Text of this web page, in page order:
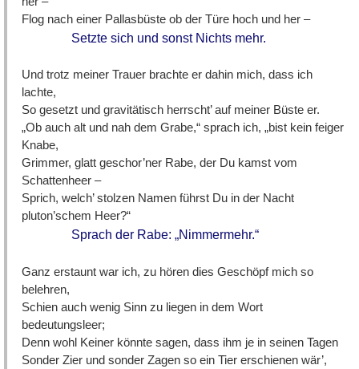
Flog nach einer Pallasbüste ob der Türe hoch und her –
Setzte sich und sonst Nichts mehr.
Und trotz meiner Trauer brachte er dahin mich, dass ich
lachte,
So gesetzt und gravitätisch herrscht’ auf meiner Büste er.
„Ob auch alt und nah dem Grabe,“ sprach ich, „bist kein feiger
Knabe,
Grimmer, glatt geschor’ner Rabe, der Du kamst vom
Schattenheer –
Sprich, welch’ stolzen Namen führst Du in der Nacht
pluton’schem Heer?“
Sprach der Rabe: „Nimmermehr.“
Ganz erstaunt war ich, zu hören dies Geschöpf mich so
belehren,
Schien auch wenig Sinn zu liegen in dem Wort
bedeutungsleer;
Denn wohl Keiner könnte sagen, dass ihm je in seinen Tagen
Sonder Zier und sonder Zagen so ein Tier erschienen wär’,